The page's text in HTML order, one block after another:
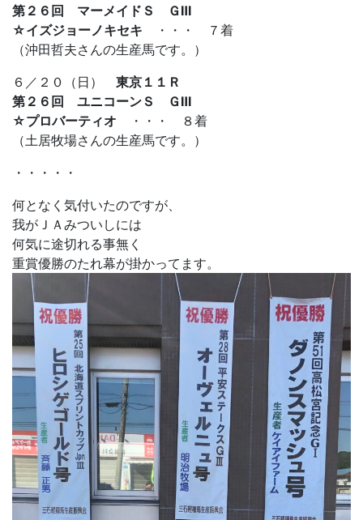
第２６回 マーメイドＳ ＧⅢ
☆イズジョーノキセキ ・・・ ７着
（沖田哲夫さんの生産馬です。）
６／２０（日） 東京１１Ｒ
第２６回 ユニコーンＳ ＧⅢ
☆プロバーティオ ・・・ ８着
（土居牧場さんの生産馬です。）
・・・・・
何となく気付いたのですが、
我がＪＡみついしには
何気に途切れる事無く
重賞優勝のたれ幕が掛かってます。